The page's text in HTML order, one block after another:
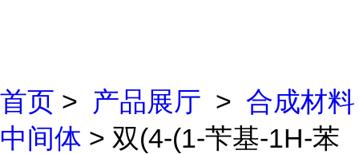
首页 > 产品展厅 > 合成材料
中间体 > 双(4-(1-苄基-1H-苯